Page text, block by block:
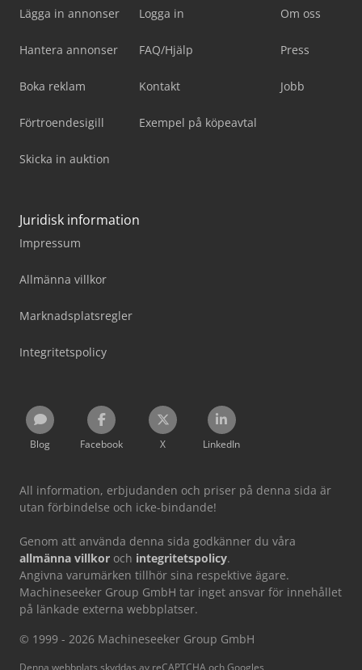
Lägga in annonser
Hantera annonser
Boka reklam
Förtroendesigill
Skicka in auktion
Logga in
FAQ/Hjälp
Kontakt
Exempel på köpeavtal
Om oss
Press
Jobb
Juridisk information
Impressum
Allmänna villkor
Marknadsplatsregler
Integritetspolicy
Blog Facebook X LinkedIn
All information, erbjudanden och priser på denna sida är
utan förbindelse och icke-bindande!
Genom att använda denna sida godkänner du våra
allmänna villkor och integritetspolicy.
Angivna varumärken tillhör sina respektive ägare.
Machineseeker Group GmbH tar inget ansvar för innehållet
på länkade externa webbplatser.
© 1999 - 2026 Machineseeker Group GmbH
Denna webbplats skyddas av reCAPTCHA och Googles